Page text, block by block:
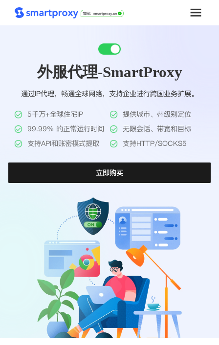
套餐购买
解决方案
工具
帮助中心
外服代理-SmartProxy
通过IP代理，畅通全球网络，支持企业进行跨国业务扩展。
5千万+全球住宅IP
提供城市、州级别定位
99.99% 的正常运行时间
无限会话、带宽和目标
支持API和账密模式提取
支持HTTP/SOCKS5
立即购买